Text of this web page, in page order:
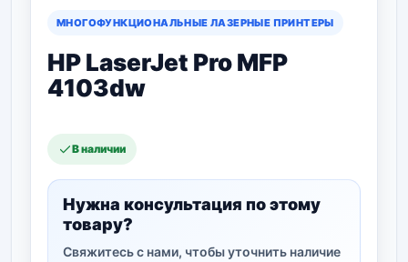
МНОГОФУНКЦИОНАЛЬНЫЕ ЛАЗЕРНЫЕ ПРИНТЕРЫ
HP LaserJet Pro MFP
4103dw
В наличии
Нужна консультация по этому
товару?
Свяжитесь с нами, чтобы уточнить наличие